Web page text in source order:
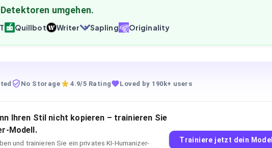
umgehen.
Quillbot Writer Sapling Originality
No Storage 4.9/5 Rating Loved by 190k+ users
Ihren Stil nicht kopieren – trainieren Sie
Modell.
und trainieren Sie ein privates KI-Humanizer-
Trainiere jetzt dein Modell